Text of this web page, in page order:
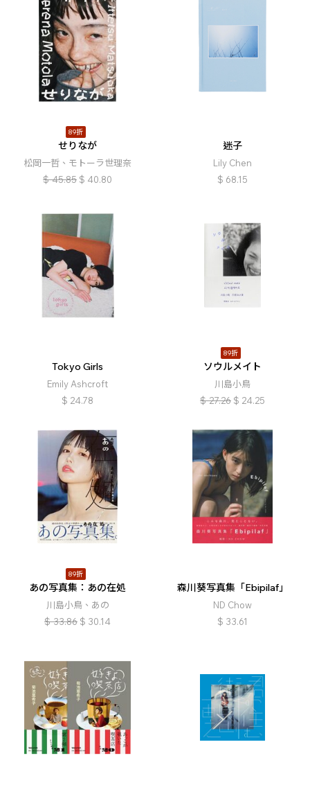
89折
せりなが
松岡一哲、モトーラ世理奈
$ 45.85 $ 40.80
迷子
Lily Chen
$ 68.15
Tokyo Girls
Emily Ashcroft
$ 24.78
89折
ソウルメイト
川島小鳥
$ 27.26 $ 24.25
89折
あの写真集：あの在処
川島小鳥、あの
$ 33.86 $ 30.14
森川葵写真集「Ebipilaf」
ND Chow
$ 33.61